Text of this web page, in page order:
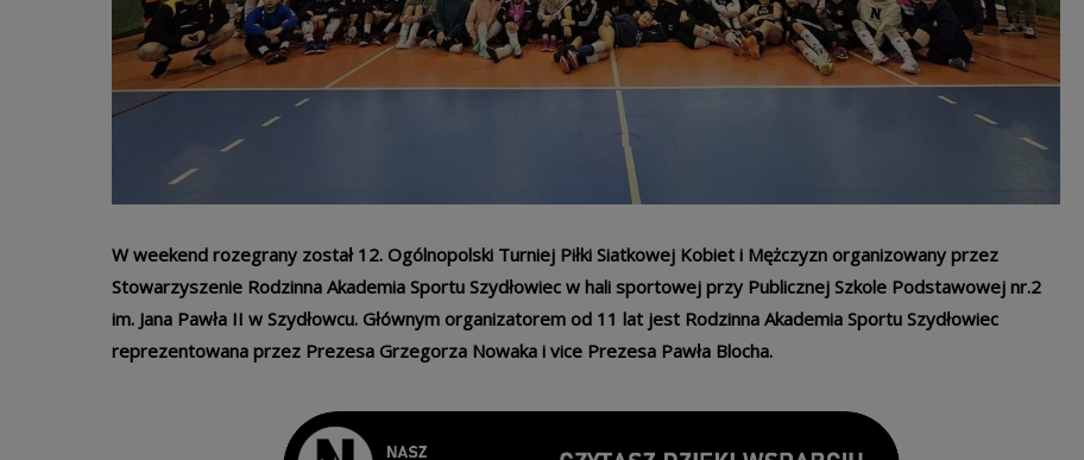
W weekend rozegrany został 12. Ogólnopolski Turniej Piłki Siatkowej Kobiet i Mężczyzn organizowany przez
Stowarzyszenie Rodzinna Akademia Sportu Szydłowiec w hali sportowej przy Publicznej Szkole Podstawowej nr.2
im. Jana Pawła II w Szydłowcu. Głównym organizatorem od 11 lat jest Rodzinna Akademia Sportu Szydłowiec
reprezentowana przez Prezesa Grzegorza Nowaka i vice Prezesa Pawła Blocha.